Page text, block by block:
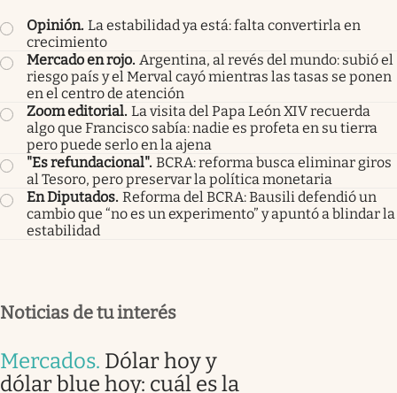
Opinión. La estabilidad ya está: falta convertirla en
crecimiento
Mercado en rojo. Argentina, al revés del mundo: subió el
riesgo país y el Merval cayó mientras las tasas se ponen
en el centro de atención
Zoom editorial. La visita del Papa León XIV recuerda
algo que Francisco sabía: nadie es profeta en su tierra
pero puede serlo en la ajena
"Es refundacional". BCRA: reforma busca eliminar giros
al Tesoro, pero preservar la política monetaria
En Diputados. Reforma del BCRA: Bausili defendió un
cambio que “no es un experimento” y apuntó a blindar la
estabilidad
Noticias de tu interés
Mercados. Dólar hoy y
dólar blue hoy: cuál es la